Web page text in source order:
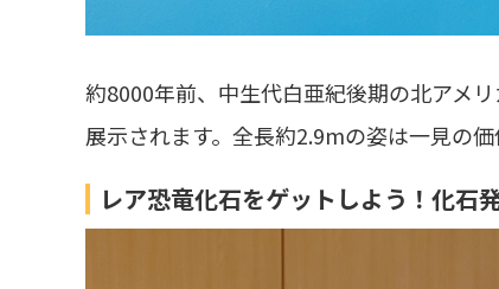
約8000年前、中生代白亜紀後期の北アメ
展示されます。全長約2.9mの姿は一見の価
レア恐竜化石をゲットしよう！化石